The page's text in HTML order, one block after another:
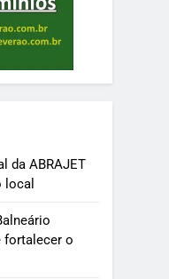
da ABRAJET
local
fortalecer o